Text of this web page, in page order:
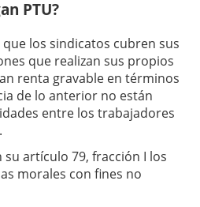
PTU?
los sindicatos cubren sus
que realizan sus propios
renta gravable en términos
de lo anterior no están
entre los trabajadores
su artículo 79, fracción I los
morales con fines no